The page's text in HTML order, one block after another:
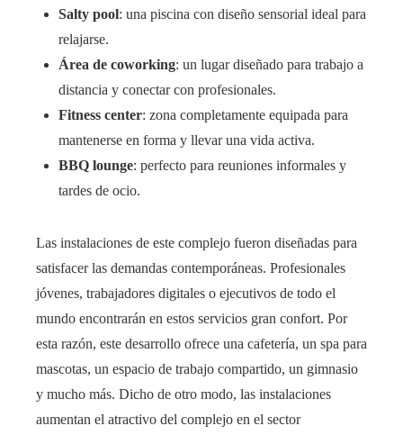
Salty pool: una piscina con diseño sensorial ideal para
relajarse.
Área de coworking: un lugar diseñado para trabajo a
distancia y conectar con profesionales.
Fitness center: zona completamente equipada para
mantenerse en forma y llevar una vida activa.
BBQ lounge: perfecto para reuniones informales y
tardes de ocio.
Las instalaciones de este complejo fueron diseñadas para
satisfacer las demandas contemporáneas. Profesionales
jóvenes, trabajadores digitales o ejecutivos de todo el
mundo encontrarán en estos servicios gran confort. Por
esta razón, este desarrollo ofrece una cafetería, un spa para
mascotas, un espacio de trabajo compartido, un gimnasio
y mucho más. Dicho de otro modo, las instalaciones
aumentan el atractivo del complejo en el sector